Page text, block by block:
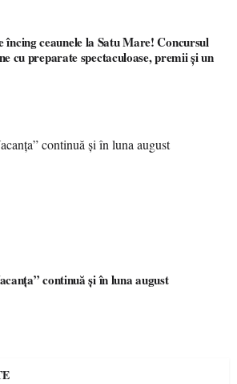
cu preparate spectaculoase, premii și un
continuă și în luna august